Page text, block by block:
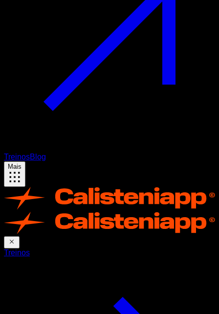
TreinosBlog
Mais
Treinos